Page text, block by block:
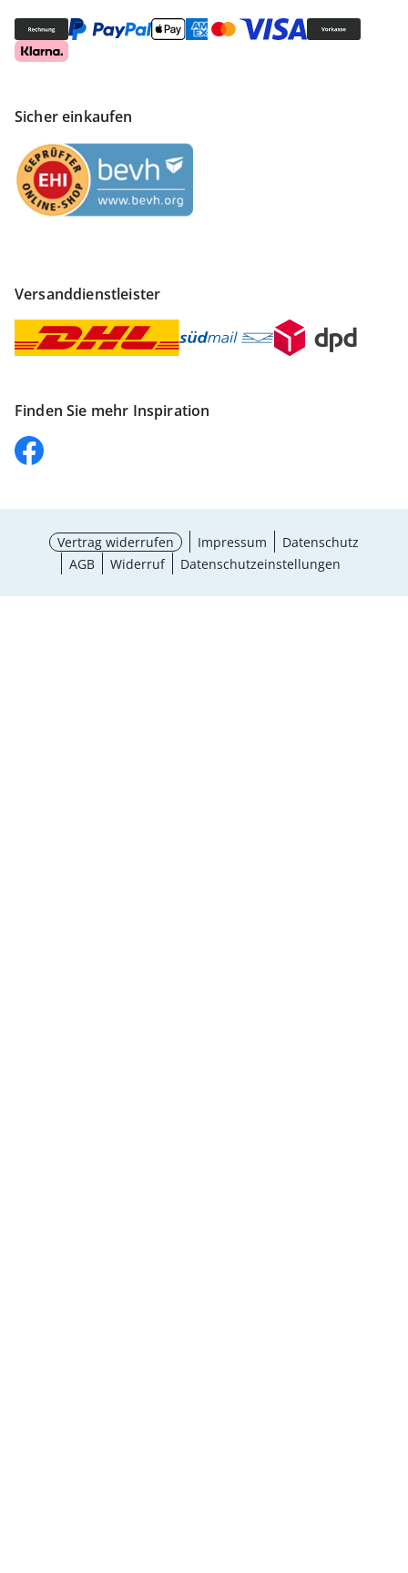
Sicher einkaufen
Versanddienstleister
Finden Sie mehr Inspiration
Vertrag widerrufen Impressum
Datenschutz
AGB
Widerruf Datenschutzeinstellungen